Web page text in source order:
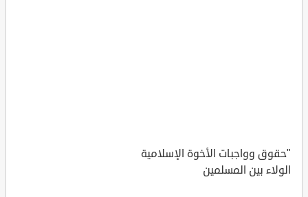
"حقوق وواجبات الأخوة الإسلامية
الولاء بين المسلمين